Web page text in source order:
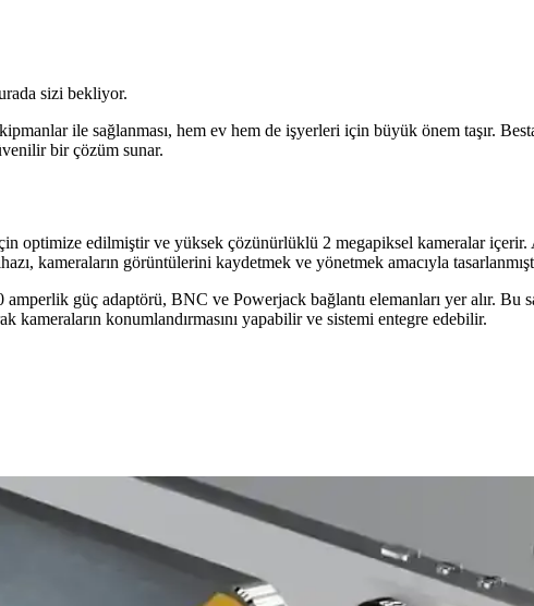
sizi bekliyor.
ile sağlanması, hem ev hem de işyerleri için büyük önem taşır.
bir çözüm sunar.
optimize edilmiştir ve yüksek çözünürlüklü 2 megapiksel kameralar içerir.
kameraların görüntülerini kaydetmek ve yönetmek amacıyla
güç adaptörü, BNC ve Powerjack bağlantı elemanları yer alır. Bu
kameraların konumlandırmasını yapabilir ve sistemi entegre edebilir.
Telefonlarda Geleceği
akıllı telefonlarda pil ömrünü artırmayı hedefliyor. Ancak kalınlık
Riskleri ve Önlemleri